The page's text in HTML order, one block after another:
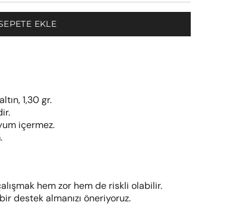
EKLE
1,30 gr.
içermez.
hem zor hem de riskli olabilir.
destek almanızı öneriyoruz.